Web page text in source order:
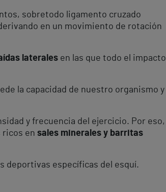
sobretodo ligamento cruzado
en un movimiento de rotación
laterales en las que todo el impacto
la capacidad de nuestro organismo y
y frecuencia del ejercicio. Por eso,
ricos en sales minerales y barritas
deportivas específicas del esquí.